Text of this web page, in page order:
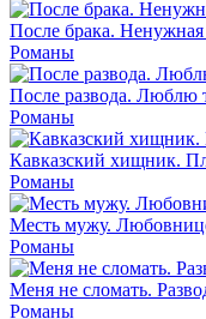
После брака.
Романы
После развода. Люблю
Романы
Кавказский хищник.
Романы
Месть мужу.
Романы
Меня не сломать.
Романы